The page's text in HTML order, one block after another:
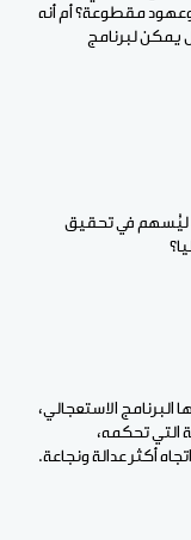
وعهود مقطوعة؟ أم أنه
يمكن لبرنامج
ليُسهم في تحقيق
البرنامج الاستعجالي،
التي تحكمه،
أكثر عدالة ونجاعة.